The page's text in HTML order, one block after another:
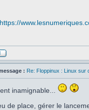
https://
: Re: Floppinux : Linux sur
inamignable...
de place, gérer le